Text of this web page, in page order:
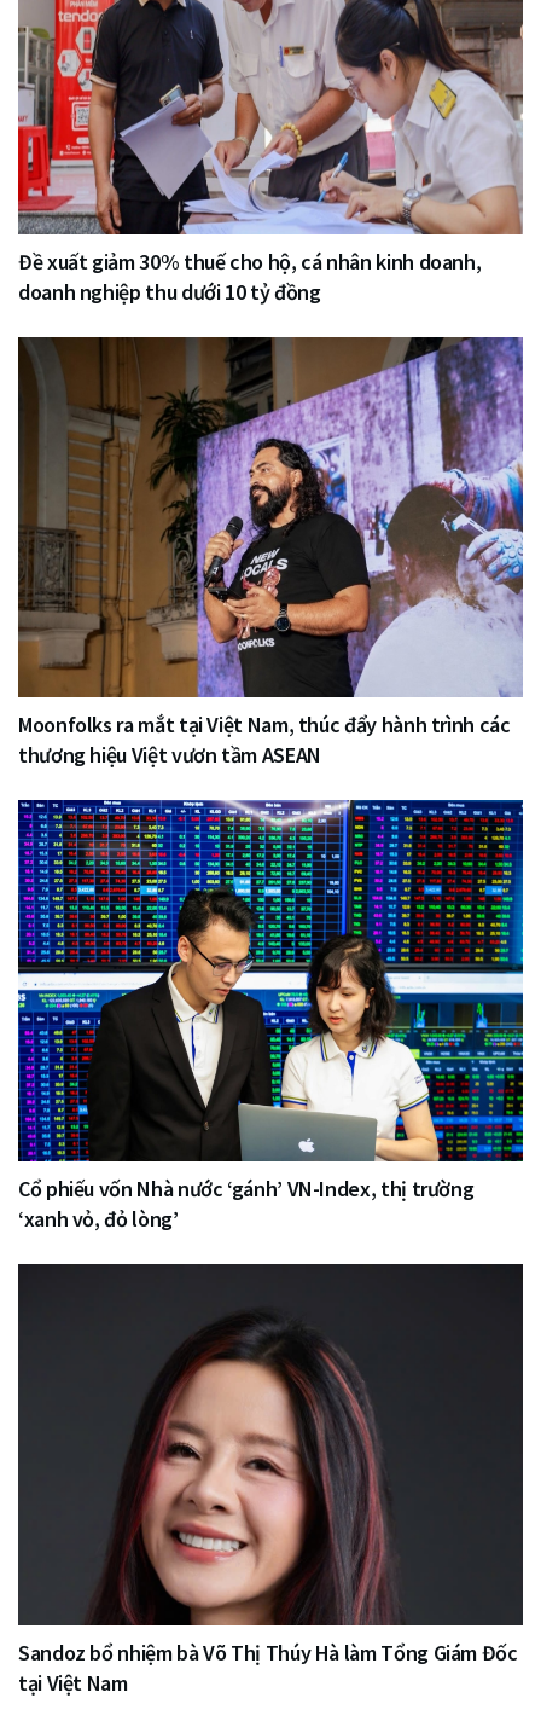
Đề xuất giảm 30% thuế cho hộ, cá nhân kinh doanh,
doanh nghiệp thu dưới 10 tỷ đồng
Moonfolks ra mắt tại Việt Nam, thúc đẩy hành trình các
thương hiệu Việt vươn tầm ASEAN
Cổ phiếu vốn Nhà nước ‘gánh’ VN-Index, thị trường
‘xanh vỏ, đỏ lòng’
Sandoz bổ nhiệm bà Võ Thị Thúy Hà làm Tổng Giám Đốc
tại Việt Nam